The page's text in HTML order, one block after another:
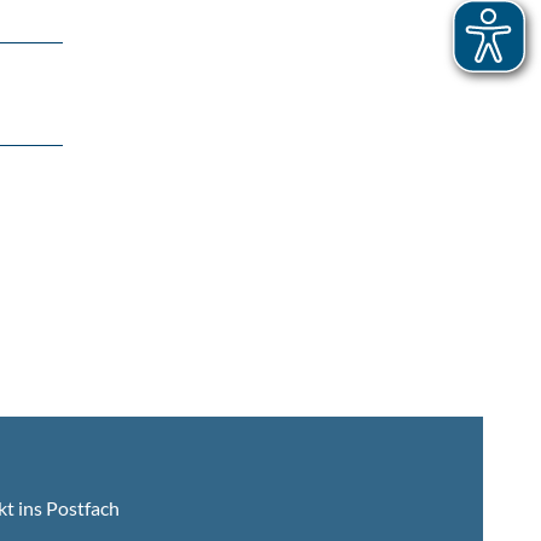
ins Postfach